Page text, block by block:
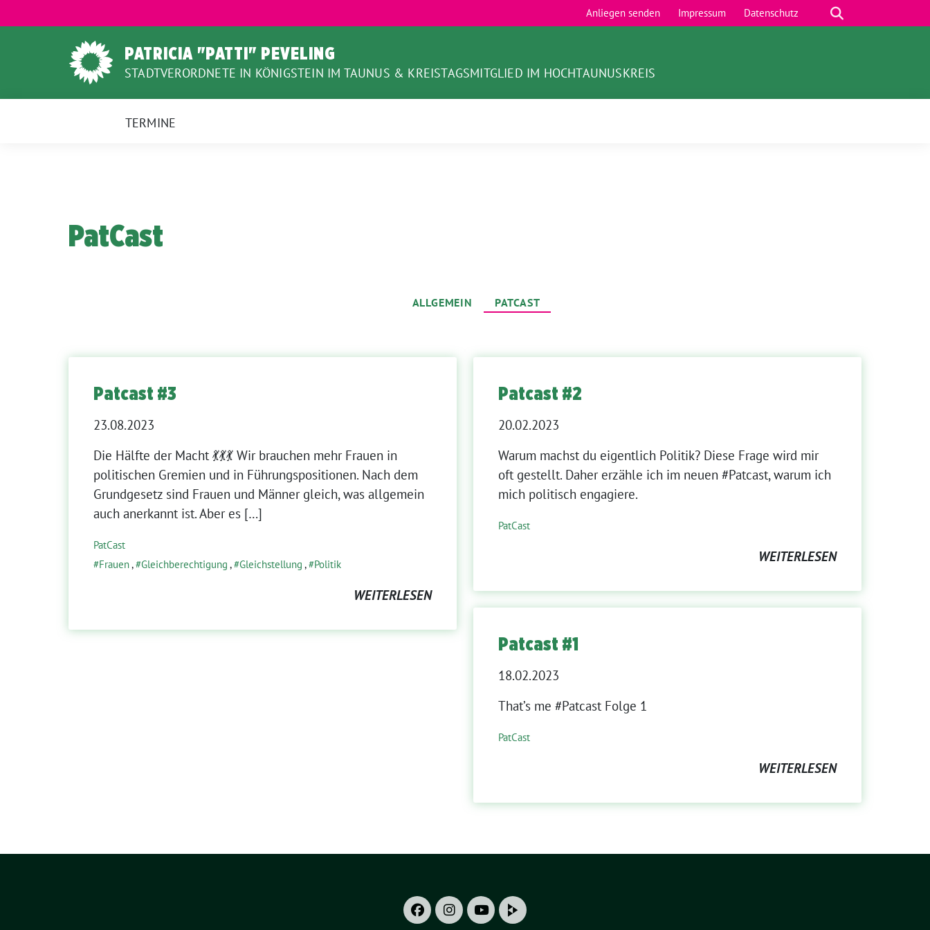
zum
Anliegen senden Impressum Datenschutz Suche
PATRICIA "PATTI" PEVELING
STADTVERORDNETE IN KÖNIGSTEIN IM TAUNUS & KREISTAGSMITGLIED IM HOCHTAUNUSKREIS
TERMINE
PatCast
ALLGEMEIN PATCAST
Patcast #3
23.08.2023
Die Hälfte der Macht 💃💃💃 Wir brauchen mehr Frauen in
politischen Gremien und in Führungspositionen. Nach dem
Grundgesetz sind Frauen und Männer gleich, was allgemein
auch anerkannt ist. Aber es […]
PatCast
Frauen, Gleichberechtigung , Gleichstellung , Politik
WEITERLESEN
Patcast #2
20.02.2023
Warum machst du eigentlich Politik? Diese Frage wird mir
oft gestellt. Daher erzähle ich im neuen #Patcast, warum ich
mich politisch engagiere.
PatCast
WEITERLESEN
Patcast #1
18.02.2023
That’s me #Patcast Folge 1
PatCast
WEITERLESEN